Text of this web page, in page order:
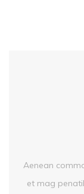
Aenean
et mag